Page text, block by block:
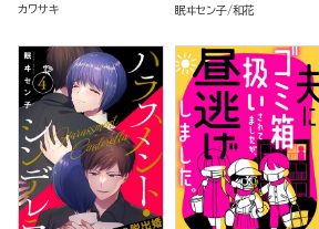
カワサキ
（2）
眠ヰセン子 和花